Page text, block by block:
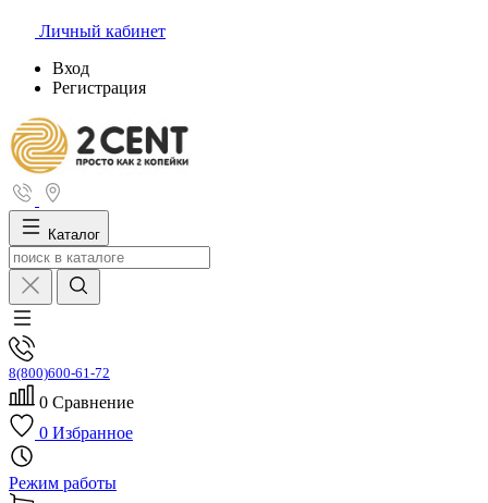
Личный кабинет
Вход
Регистрация
Каталог
8(800)600-61-72
0 Сравнение
0 Избранное
Режим работы